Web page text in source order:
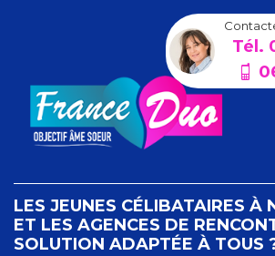
Tél.
LES JEUNES CÉLIBATAIRES À
ET LES AGENCES DE
SOLUTION ADAPTÉE À TOUS